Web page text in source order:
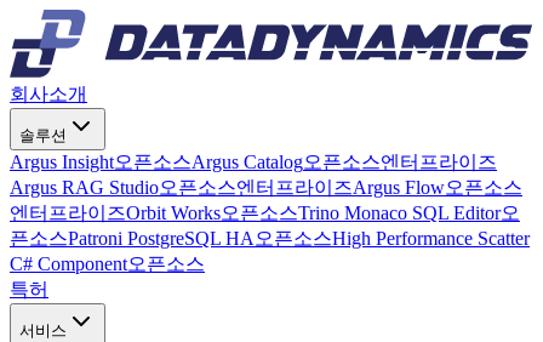
회사소개
솔루션
Argus Insight오픈소스Argus Catalog오픈소스엔터프라이즈
Argus RAG Studio오픈소스엔터프라이즈Argus Flow오픈소스
엔터프라이즈Orbit Works오픈소스Trino Monaco SQL Editor오
픈소스Patroni PostgreSQL HA 오픈소스High Performance Scatter
C# Component오픈소스
특허
서비스